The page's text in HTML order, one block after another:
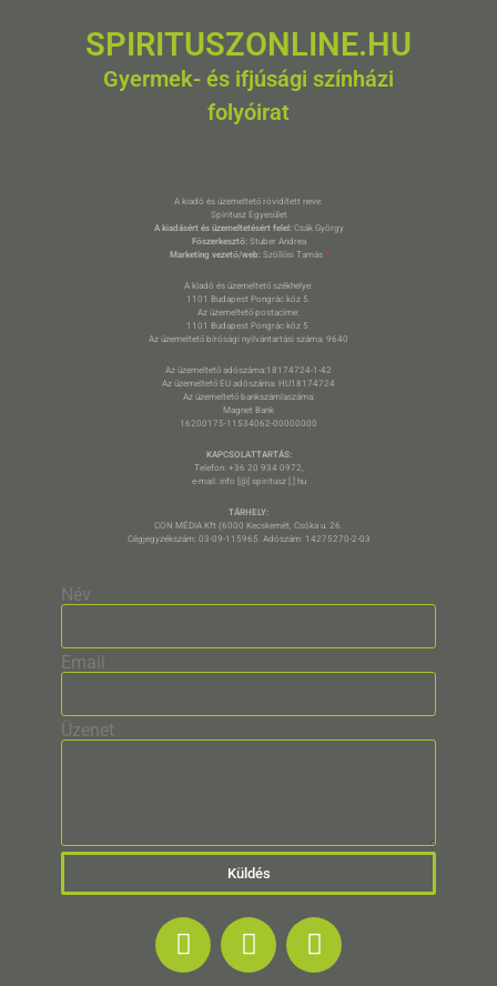
SPIRITUSZONLINE.HU
Gyermek- és ifjúsági színházi
folyóirat
A kiadó és üzemeltető rövidített neve:
Spiritusz Egyesület
A kiadásért és üzemeltetésért felel:Csák György
Főszerkesztő:Stuber Andrea
Marketing vezető/web:Szöllősi Tamás *
A kiadó és üzemeltető székhelye:
1101 Budapest Pongrác köz 5.
Az üzemeltető postacíme:
1101 Budapest Pongrác köz 5.
Az üzemeltető bírósági nyilvántartási száma: 9640
Az üzemeltető adószáma:18174724-1-42
Az üzemeltető EU adószáma: HU18174724
Az üzemeltető bankszámlaszáma:
Magnet Bank
16200175-11534062-00000000
KAPCSOLATTARTÁS:
Telefon: +36 20 934 0972,
e-mail: info [@] spiritusz [.] hu
TÁRHELY:
CON MÉDIA Kft (6000 Kecskemét, Csóka u. 26.
Cégjegyzékszám: 03-09-115965. Adószám: 14275270-2-03
Név
Email
Üzenet
Küldés